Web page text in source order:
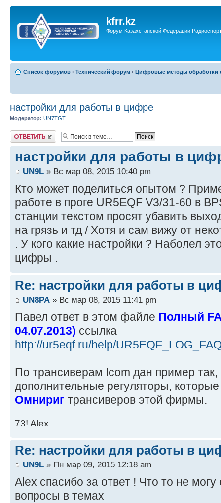
kfrr.kz
Форум Казахстанской Федерации
Список форумов ‹ Технический форум ‹ Цифровые методы обработки
настройки для работы в цифре
Модератор: UN7TGT
Ответить
настройки для работы в
UN9L » Вс мар 08, 2015 10:40 pm
Кто может поделиться опытом ?
работе в проге UR5EQF V3/31-60 в
станции текстом просят убавить
на грязь и тд / Хотя и сам вижу от
. У кого какие настройки ? Наболел
цифры .
Re: настройки для работы в
UN8PA » Вс мар 08, 2015 11:41 pm
Павел ответ в этом файле Полный
04.07.2013) ссылка
http://ur5eqf.ru/help/
По трансиверам Icom дан пример так,
дополнительные регуляторы,
Омнириг трансиверов этой фирмы.
73! Alex
Re: настройки для работы в
UN9L » Пн мар 09, 2015 12:18 am
Alex спасибо за ответ ! Что то не
вопросы в темах